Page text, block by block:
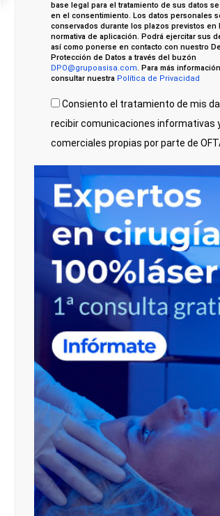
base legal para el tratamiento de sus datos
en el consentimiento. Los datos personales
conservados durante los plazos previstos en
normativa de aplicación. Podrá ejercitar sus
así como ponerse en contacto con nuestro
Protección de Datos a través del buzón
DPO@grupoasisa.com. Para más
consultar nuestra Política de Privacidad
Consiento el tratamiento de mis
recibir comunicaciones informativas
comerciales propias por parte de